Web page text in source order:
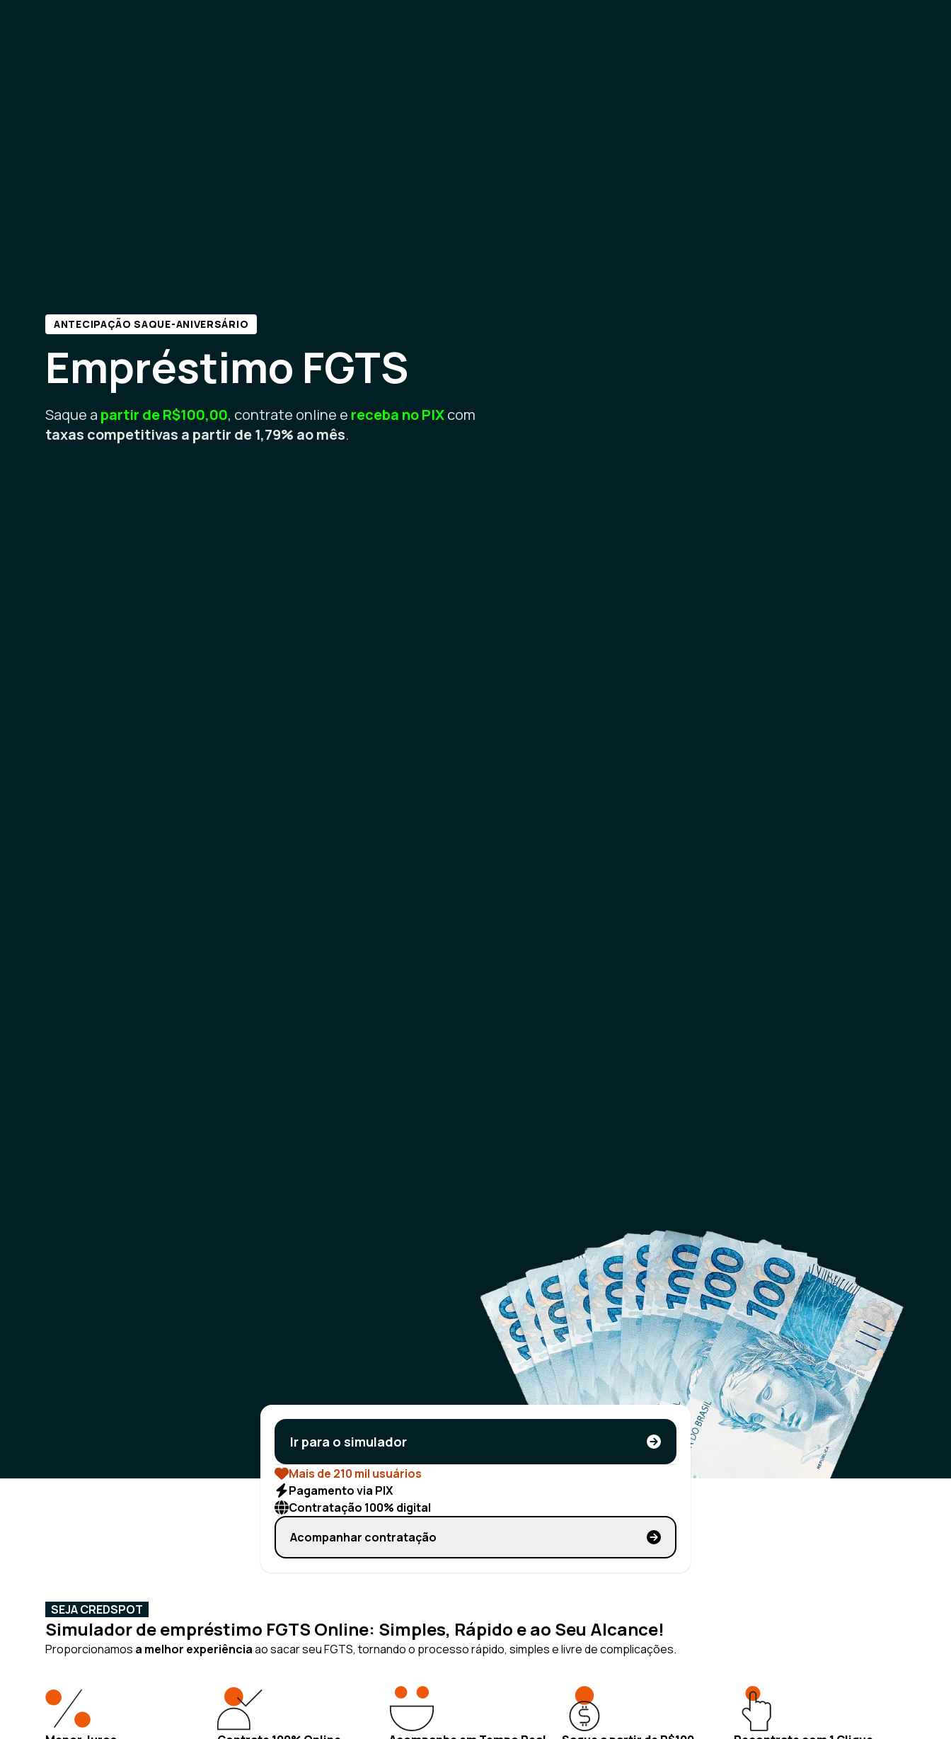
ANTECIPAÇÃO SAQUE-ANIVERSÁRIO
Empréstimo FGTS
Saque a partir de R$100,00, contrate online e receba no PIXcom
taxas competitivas a partir de 1,79% ao mês.
Ir para o simulador
Mais de 210 mil usuários
Pagamento via PIX
Contratação 100% digital
Acompanhar contratação
SEJA CREDSPOT
Simulador de empréstimo FGTS Online: Simples, Rápido e ao Seu Alcance!
Proporcionamos a melhor experiênciaao sacar seu FGTS, tornando o processo rápido, simples e livre de complicações.